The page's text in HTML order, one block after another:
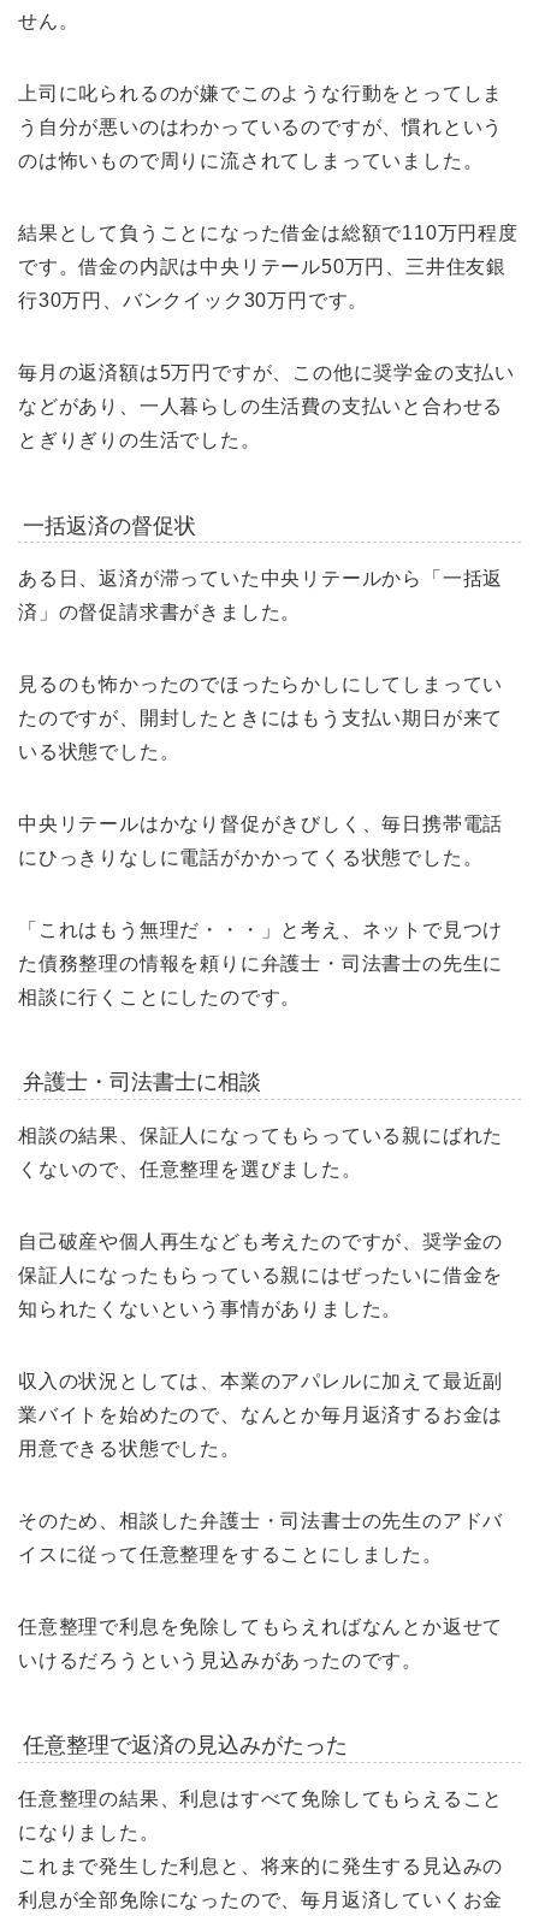
せん。
上司に叱られるのが嫌でこのような行動をとってしま
う自分が悪いのはわかっているのですが、慣れという
のは怖いもので周りに流されてしまっていました。
結果として負うことになった借金は総額で110万円程度
です。借金の内訳は中央リテール50万円、三井住友銀
行30万円、バンクイック30万円です。
毎月の返済額は5万円ですが、この他に奨学金の支払い
などがあり、一人暮らしの生活費の支払いと合わせる
とぎりぎりの生活でした。
一括返済の督促状
ある日、返済が滞っていた中央リテールから「一括返
済」の督促請求書がきました。
見るのも怖かったのでほったらかしにしてしまってい
たのですが、開封したときにはもう支払い期日が来て
いる状態でした。
中央リテールはかなり督促がきびしく、毎日携帯電話
にひっきりなしに電話がかかってくる状態でした。
「これはもう無理だ・・・」と考え、ネットで見つけ
た債務整理の情報を頼りに弁護士・司法書士の先生に
相談に行くことにしたのです。
弁護士・司法書士に相談
相談の結果、保証人になってもらっている親にばれた
くないので、任意整理を選びました。
自己破産や個人再生なども考えたのですが、奨学金の
保証人になったもらっている親にはぜったいに借金を
知られたくないという事情がありました。
収入の状況としては、本業のアパレルに加えて最近副
業バイトを始めたので、なんとか毎月返済するお金は
用意できる状態でした。
そのため、相談した弁護士・司法書士の先生のアドバ
イスに従って任意整理をすることにしました。
任意整理で利息を免除してもらえればなんとか返せて
いけるだろうという見込みがあったのです。
任意整理で返済の見込みがたった
任意整理の結果、利息はすべて免除してもらえること
になりました。
これまで発生した利息と、将来的に発生する見込みの
利息が全部免除になったので、毎月返済していくお金